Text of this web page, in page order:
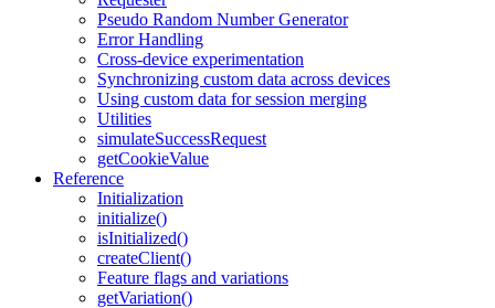
Pseudo Random Number Generator
Error Handling
Cross-device experimentation
Synchronizing custom data across devices
Using custom data for session merging
Utilities
simulateSuccessRequest
getCookieValue
Reference
Initialization
initialize()
isInitialized()
createClient()
Feature flags and variations
getVariation()